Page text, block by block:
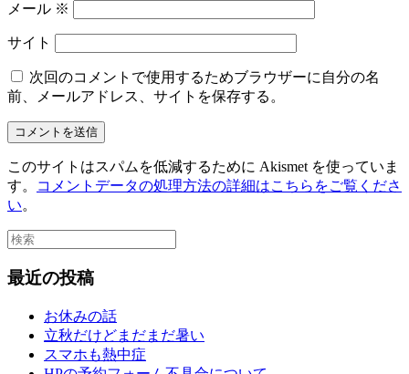
メール ※
サイト
次回のコメントで使用するためブラウザーに自分の名
前、メールアドレス、サイトを保存する。
このサイトはスパムを低減するために Akismet を使っていま
す。
コメントデータの処理方法の詳細はこちらをご覧くださ
い。
最近の投稿
お休みの話
立秋だけどまだまだ暑い
スマホも熱中症